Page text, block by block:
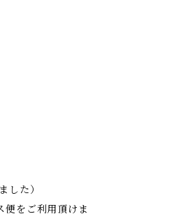
た）
便をご利用頂けま